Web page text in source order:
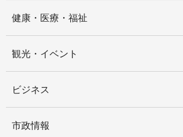
健康・医療・福祉
観光・イベント
ビジネス
市政情報